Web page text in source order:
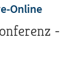
Online
-